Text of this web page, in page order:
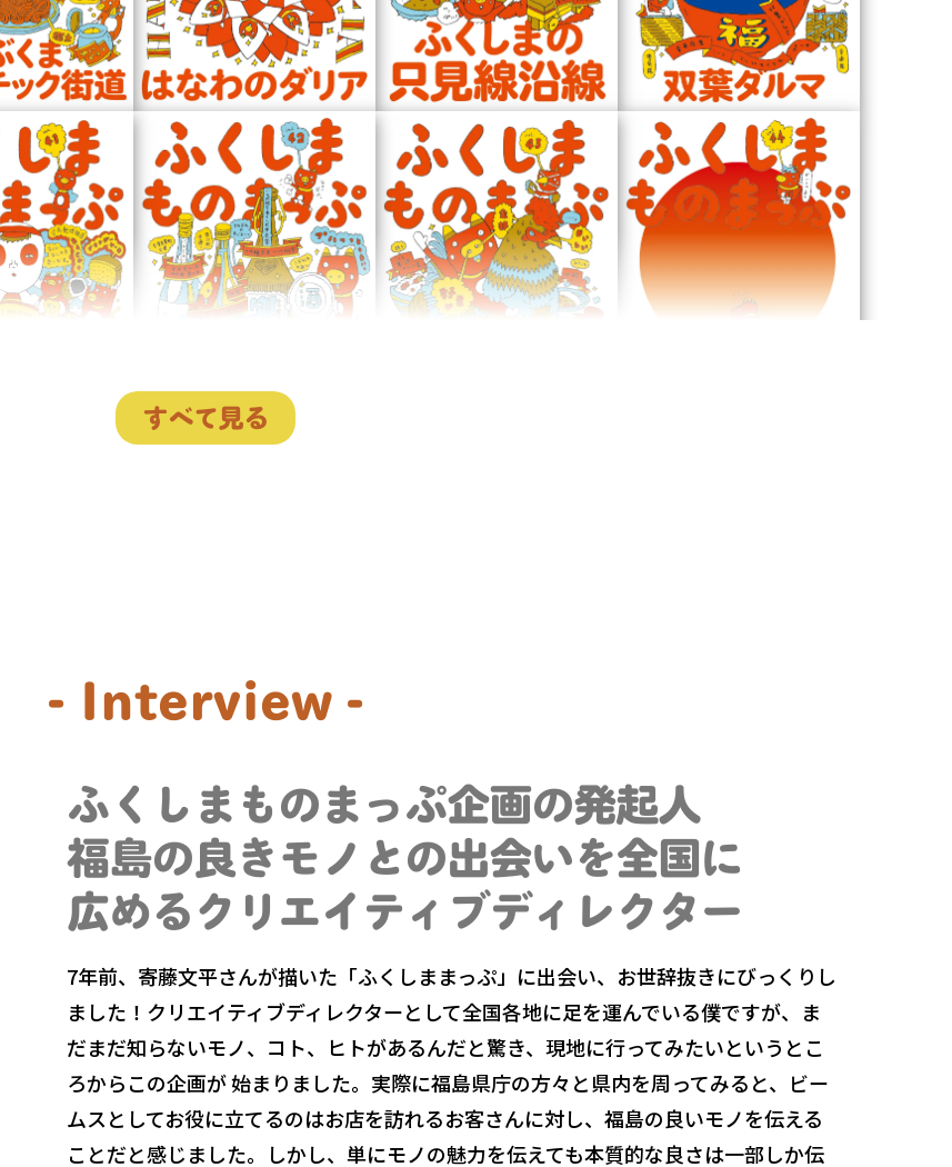
すべて見る
- Interview -
ふくしまものまっぷ企画の発起人
福島の良きモノとの出会いを全国に
広めるクリエイティブディレクター
7年前、寄藤文平さんが描いた「ふくしままっぷ」に出会い、お世辞抜きにびっくりし
ました！クリエイティブディレクターとして全国各地に足を運んでいる僕ですが、ま
だまだ知らないモノ、コト、ヒトがあるんだと驚き、現地に行ってみたいというとこ
ろからこの企画が 始まりました。実際に福島県庁の方々と県内を周ってみると、ビー
ムスとしてお役に立てるのはお店を訪れるお客さんに対し、福島の良いモノを伝える
ことだと感じました。しかし、単にモノの魅力を伝えても本質的な良さは一部しか伝